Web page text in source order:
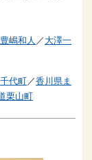
豊嶋和人 ／ 大澤一
代町 ／香川県ま
栗山町